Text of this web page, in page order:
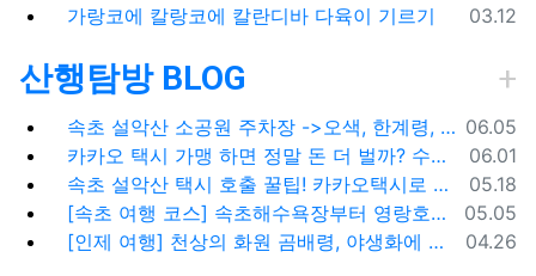
등록일
03.12
가랑코에 칼랑코에 칼란디바 다육이 기르기
산행탐방 BLOG
등록일
06.05
속초 설악산 소공원 주차장 ->오색, 한계령, 남교리, 백담사 용대리 택시 예약 방법
등록일
06.01
카카오 택시 가맹 하면 정말 돈 더 벌까? 수수료 대비 수익 분석과 비가맹의 영리한 선택
등록일
05.18
속초 설악산 택시 호출 꿀팁! 카카오택시로 빠르고 편하게 이용하는 방법
등록일
05.05
[속초 여행 코스] 속초해수욕장부터 영랑호까지, 꼭 가봐야 할 BEST 5
등록일
04.26
[인제 여행] 천상의 화원 곰배령, 야생화에 물들다 (예약 및 코스 팁)